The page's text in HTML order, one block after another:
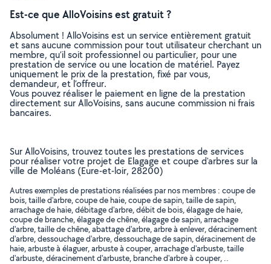
Est-ce que AlloVoisins est gratuit ?
Absolument ! AlloVoisins est un service entièrement gratuit
et sans aucune commission pour tout utilisateur cherchant un
membre, qu’il soit professionnel ou particulier, pour une
prestation de service ou une location de matériel. Payez
uniquement le prix de la prestation, fixé par vous,
demandeur, et l’offreur.
Vous pouvez réaliser le paiement en ligne de la prestation
directement sur AlloVoisins, sans aucune commission ni frais
bancaires.
Sur AlloVoisins, trouvez toutes les prestations de services
pour réaliser votre projet de Elagage et coupe d'arbres sur la
ville de Moléans (Eure-et-loir, 28200)
Autres exemples de prestations réalisées par nos membres : coupe de
bois, taille d'arbre, coupe de haie, coupe de sapin, taille de sapin,
arrachage de haie, débitage d'arbre, débit de bois, élagage de haie,
coupe de branche, élagage de chêne, élagage de sapin, arrachage
d'arbre, taille de chêne, abattage d'arbre, arbre à enlever, déracinement
d'arbre, dessouchage d'arbre, dessouchage de sapin, déracinement de
haie, arbuste à élaguer, arbuste à couper, arrachage d'arbuste, taille
d'arbuste, déracinement d'arbuste, branche d'arbre à couper, ..